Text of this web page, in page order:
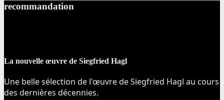
recommandation
La nouvelle œuvre de Siegfried Hagl
Une belle sélection de l'œuvre de Siegfried Hagl au cours
des dernières décennies.